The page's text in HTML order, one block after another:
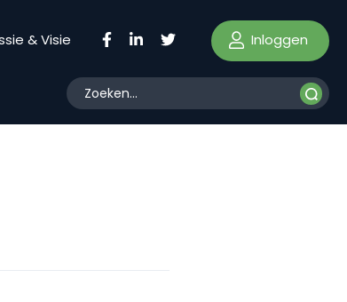
& Visie Inloggen